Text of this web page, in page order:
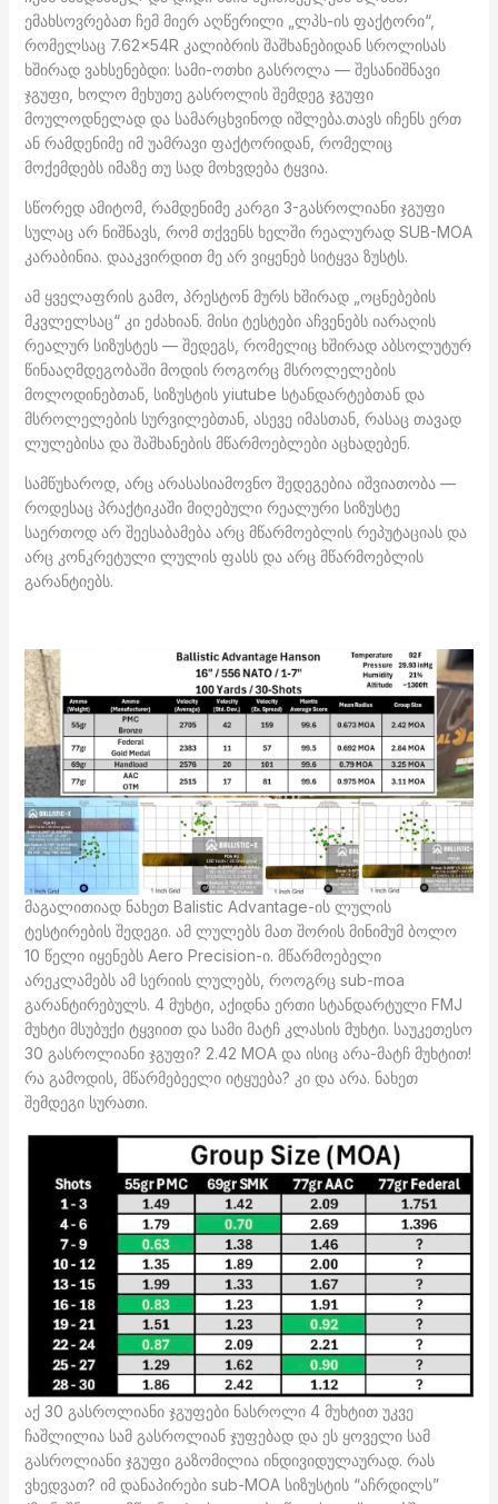
ემახსოვრებათ ჩემ მიერ აღწერილი „ლპს-ის ფაქტორი“,
რომელსაც 7.62×54R კალიბრის შაშხანებიდან სროლისას
ხშირად ვახსენებდი: სამი-ოთხი გასროლა — შესანიშნავი
ჯგუფი, ხოლო მეხუთე გასროლის შემდეგ ჯგუფი
მოულოდნელად და სამარცხვინოდ იშლება.თავს იჩენს ერთ
ან რამდენიმე იმ უამრავი ფაქტორიდან, რომელიც
მოქემდებს იმაზე თუ სად მოხვდება ტყვია.
სწორედ ამიტომ, რამდენიმე კარგი 3-გასროლიანი ჯგუფი
სულაც არ ნიშნავს, რომ თქვენს ხელში რეალურად SUB-MOA
კარაბინია. დააკვირდით მე არ ვიყენებ სიტყვა ზუსტს.
ამ ყველაფრის გამო, პრესტონ მურს ხშირად „ოცნებების
მკვლელსაც“ კი ეძახიან. მისი ტესტები აჩვენებს იარაღის
რეალურ სიზუსტეს — შედეგს, რომელიც ხშირად აბსოლუტურ
წინააღმდეგობაში მოდის როგორც მსროლელების
მოლოდინებთან, სიზუსტის yiutube სტანდარტებთან და
მსროლელების სურვილებთან, ასევე იმასთან, რასაც თავად
ლულებისა და შაშხანების მწარმოებლები აცხადებენ.
სამწუხაროდ, არც არასასიამოვნო შედეგებია იშვიათობა —
როდესაც პრაქტიკაში მიღებული რეალური სიზუსტე
საერთოდ არ შეესაბამება არც მწარმოებლის რეპუტაციას და
არც კონკრეტული ლულის ფასს და არც მწარმოებლის
გარანტიებს.
მაგალითიად ნახეთ Balistic Advantage-ის ლულის
ტესტირების შედეგი. ამ ლულებს მათ შორის მინიმუმ ბოლო
10 წელი იყენებს Aero Precision-ი. მწარმოებელი
არეკლამებს ამ სერიის ლულებს, როოგრც sub-moa
გარანტირებულს. 4 მუხტი, აქიდნა ერთი სტანდარტული FMJ
მუხტი მსუბუქი ტყვიით და სამი მატჩ კლასის მუხტი. საუკეთესო
30 გასროლიანი ჯგუფი? 2.42 MOA და ისიც არა-მატჩ მუხტით!
რა გამოდის, მწარმებეელი იტყუება? კი და არა. ნახეთ
შემდეგი სურათი.
აქ 30 გასროლიანი ჯგუფები ნასროლი 4 მუხტით უკვე
ჩაშლილია სამ გასროლიან ჯუფებად და ეს ყოველი სამ
გასროლიანი ჯგუფი გაზომილია ინდივიდულაურად. რას
ვხედვათ? იმ დანაპირები sub-MOA სიზუსტის “აჩრდილს”